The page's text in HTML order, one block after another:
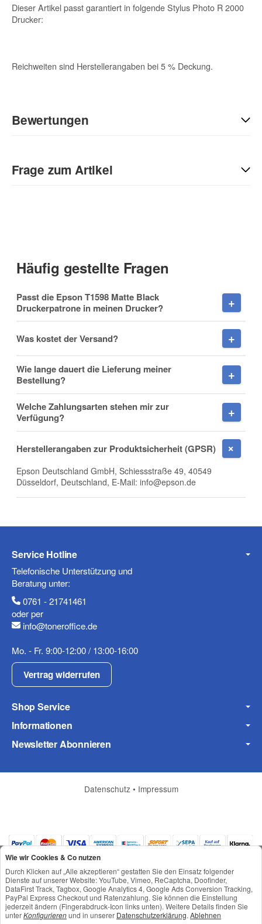
Dieser Artikel passt garantiert in folgende Stylus Photo R 2000
Drucker:
Reichweiten sind Herstellerangaben bei 5 % Deckung.
Bewertungen
Sie Anderen bei der Kaufentscheidung:
Frage zum Artikel
Firma
E-Mail
Mobiltelefon
Fax
Frage zum Artikel
Häufig gestellte Fragen
Passt die Epson T1598 Matte Black
Druckerpatrone in meinen Drucker?
Was kostet der Versand?
Wie lange dauert die Lieferung meiner
Bestellung?
Welche Zahlungsarten stehen mir zur
Verfügung?
Herstellerangaben zur Produktsicherheit (GPSR)
Epson Deutschland GmbH, Schiessstraße 49, 40549
Düsseldorf, Deutschland, E-Mail: info@epson.de
Service Hotline
Telefonische Unterstützung und
Beratung unter:
0761 - 21741461
oder per
info@toneroffice.de
Mo. - Fr. 9:00-12:00 / 13:00-16:00
Vertrag widerrufen
Shop Service
Informationen
Newsletter Abonnieren
Datenschutz • Impressum
*Alle Preise inkl. gesetzlicher USt., zzgl.Versand
Wie wir Cookies & Co nutzen
Durch Klicken auf „Alle akzeptieren“ gestatten Sie den Einsatz folgender
Dienste auf unserer Website: YouTube, Vimeo, ReCaptcha, Doofinder,
DataFirst Track, Tagbox, Google Analytics 4, Google Ads Conversion Tracking,
PayPal Express Checkout und Ratenzahlung. Sie können die Einstellung
jederzeit ändern (Fingerabdruck-Icon links unten). Weitere Details finden Sie
unterKonfigurierenund in unserer Datenschutzerklärung. Ablehnen